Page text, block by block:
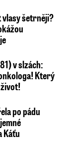
šetrněji?
v slzách:
Který
po pádu
Káťu